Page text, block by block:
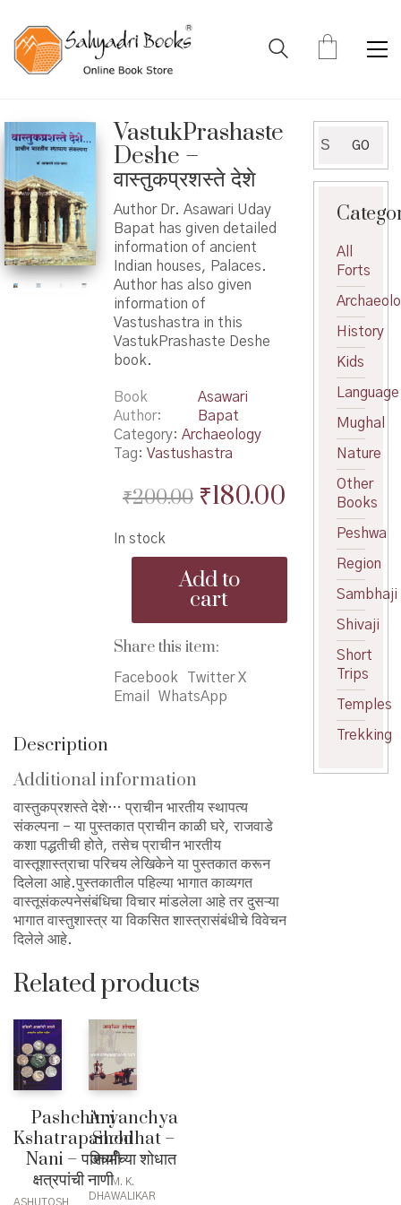
VastukPrashaste
Deshe –
वास्तुकप्रशस्ते देशे
Author Dr. Asawari Uday
Bapat has given detailed
information of ancient
Indian houses, Palaces.
Author has also given
information of
Vastushastra in this
VastukPrashaste Deshe
book.
Book
Author
Asawari
Bapat
Category: Archaeology
Tag: Vastushastra
₹200.00 Original
was:
₹200.00.
₹180.00Current
price
is:
₹180.00.
In stock
वास्तुकप्रशस्ते
देशे
Add to
cart
Share this item:
Facebook
Twitter X
Email
WhatsApp
Description
Additional information
वास्तुकप्रशस्ते देशे… प्राचीन भारतीय स्थापत्य
संकल्पना – या पुस्तकात प्राचीन काळी घरे, राजवाडे
कशा पद्धतीची होते, तसेच प्राचीन भारतीय
वास्तूशास्त्राचा परिचय लेखिकेने या पुस्तकात करून
दिलेला आहे.पुस्तकातील पहिल्या भागात काव्यगत
वास्तूसंकल्पनेसंबंधिचा विचार मांडलेला आहे तर दुसऱ्या
भागात वास्तुशास्त्र या विकसित शास्त्रासंबंधीचे विवेचन
दिलेले आहे.
Related products
Pashchimi
Kshatrapanchi
Nani – पश्चिमी
क्षत्रपांची नाणी
ASHUTOSH
Aryanchya
Shodhat –
आर्यांच्या शोधात
M. K.
DHAWALIKAR
for:
GO
All
Forts
History
Kids
Language
Mughal
Nature
Other
Books
Peshwa
Region
Sambhaji
Shivaji
Short
Trips
Temples
Trekking